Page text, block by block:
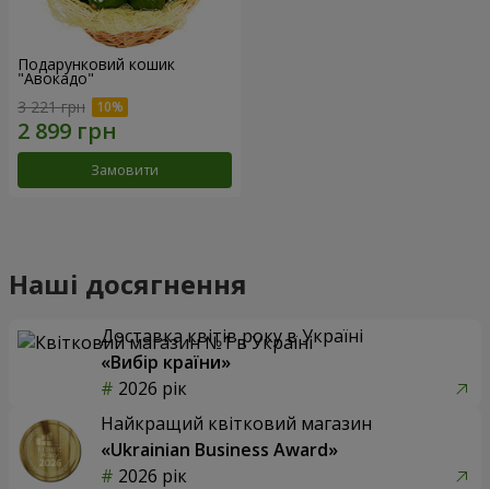
Подарунковий кошик
"Авокадо"
3 221 грн
Замовити
Наші досягнення
Доставка квітів року в Україні
«Вибір країни»
2026 рік
Найкращий квітковий магазин
«Ukrainian Business Award»
2026 рік